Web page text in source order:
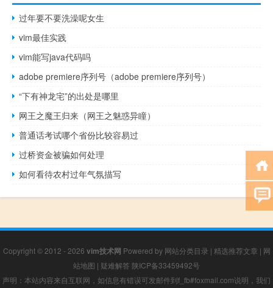
过年要不要洗澡呢女生
vim最佳实践
vim能写java代码吗
adobe premiere序列号（adobe premiere序列号）
“下有神龙宅”的出处是哪里
网王之魔王归来（网王之魅惑异瞳）
普通话考试哪个省份比较容易过
过桥资金被骗如何处理
如何看待农村过年气氛描写
Copyright © 2012 - 2026 vim技术网 Powered by 网站分类目录 | 精选推荐文章 | 网
站地图 | 疑难解答 陕ICP备33459492号
声明：本站内容来自互联网，如信息有错误可发邮件到f_fb#foxmail.com说明，我们